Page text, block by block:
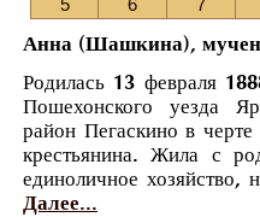
5
6 7
Анна (Шашкина),
Родилась 13 февраля
Пошехонского уезда
район Пегаскино в
крестьянина. Жила с
единоличное хозяйство,
Далее...